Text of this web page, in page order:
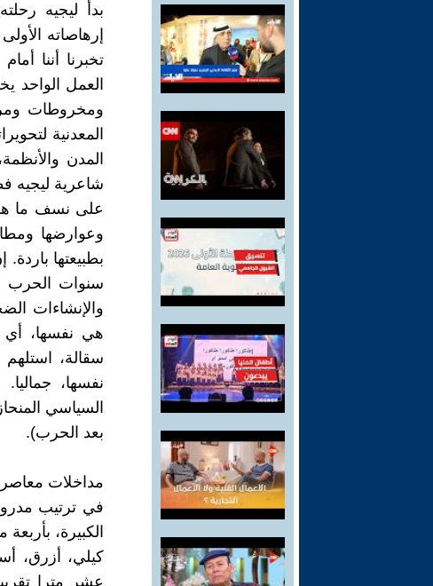
بدأ ليجيه
إرهاصاته
تخبرنا أننا
العمل الواحد
ومخروطات
المعدنية
المدن
شاعرية ليجيه
على نسف ما هو
وعوارضها
بطبيعتها
سنوات الحرب
والإنشاءات
هي نفسها، أي
سقالة، استلهم
نفسها،
السياسي
بعد الحرب).
مداخلات
في ترتيب
الكبيرة،
عشر مترا